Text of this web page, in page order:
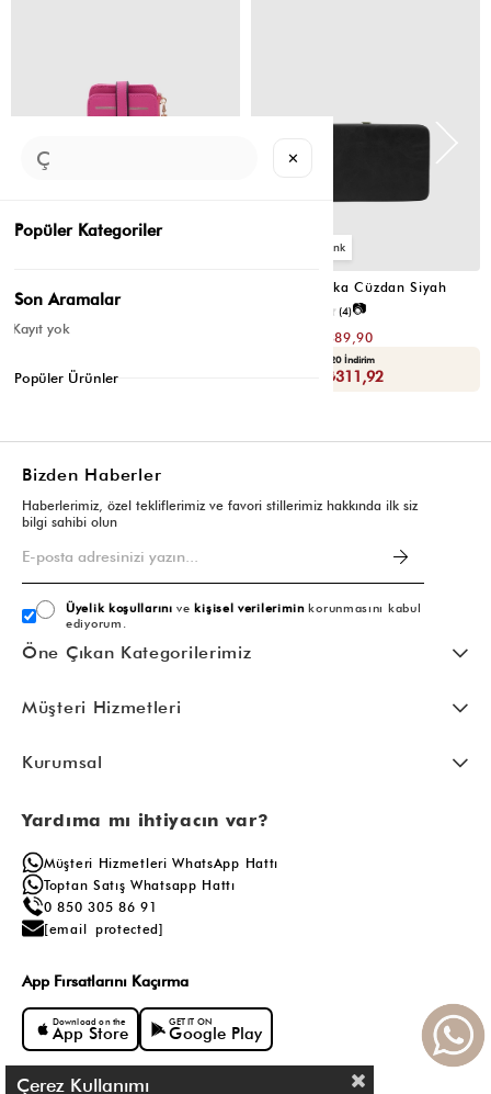
📷
₺299,80
Sepette : ₺119,92
Portföy Tabaka Cüzdan Siyah
(4)📷
₺389,90
Yaza Özel Ek %20 İndirim
Sepette : ₺311,92
Bizden Haberler
Haberlerimiz, özel tekliflerimiz ve favori stillerimiz hakkında ilk siz
bilgi sahibi olun
Üyelik koşullarını vekişisel verileriminkorunmasını kabul
ediyorum.
Öne Çıkan Kategorilerimiz
Müşteri Hizmetleri
Kurumsal
Yardıma mı ihtiyacın var?
Müşteri Hizmetleri WhatsApp Hattı
Toptan Satış Whatsapp Hattı
0 850 305 86 91
[email protected]
App Fırsatlarını Kaçırma
Download on the
App Store
GET IT ON
Google Play
Çerez Kullanımı
✕
Popüler Kategoriler
Son Aramalar
Kayıt yok
Popüler Ürünler